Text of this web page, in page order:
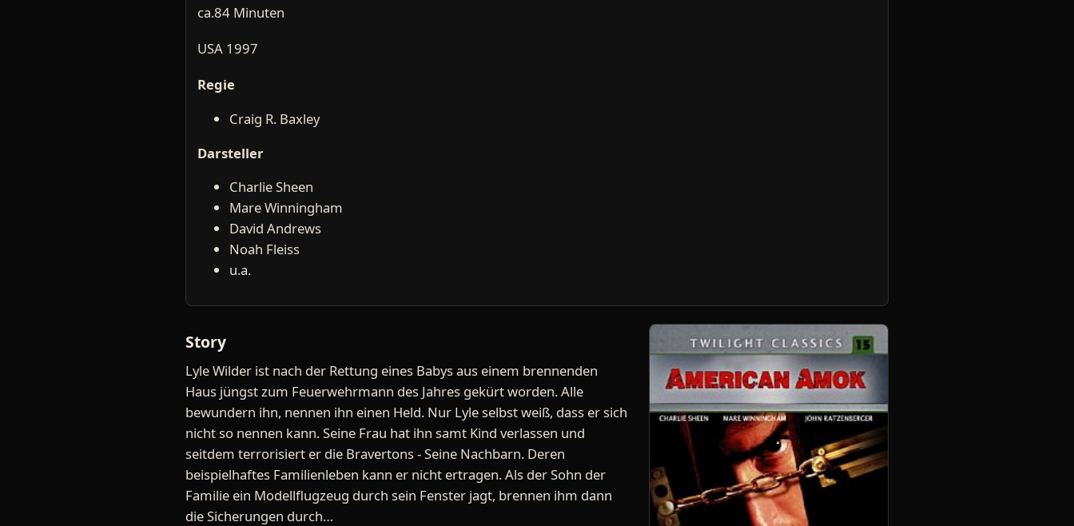
ca.84 Minuten
USA 1997
Regie
Craig R. Baxley
Darsteller
Charlie Sheen
Mare Winningham
David Andrews
Noah Fleiss
u.a.
Story
Lyle Wilder ist nach der Rettung eines Babys aus einem brennenden
Haus jüngst zum Feuerwehrmann des Jahres gekürt worden. Alle
bewundern ihn, nennen ihn einen Held. Nur Lyle selbst weiß, dass er sich
nicht so nennen kann. Seine Frau hat ihn samt Kind verlassen und
seitdem terrorisiert er die Bravertons - Seine Nachbarn. Deren
beispielhaftes Familienleben kann er nicht ertragen. Als der Sohn der
Familie ein Modellflugzeug durch sein Fenster jagt, brennen ihm dann
die Sicherungen durch…